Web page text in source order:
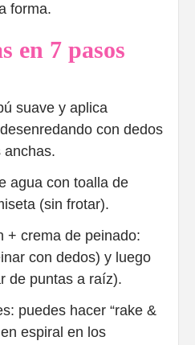
forma.
en 7 pasos
suave y aplica
con dedos
anchas.
agua con toalla de
(sin frotar).
+ crema de peinado:
con dedos) y luego
de puntas a raíz).
puedes hacer “rake &
espiral en los